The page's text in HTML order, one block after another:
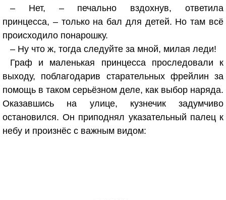
– Нет, – печально вздохнув, ответила
принцесса, – только на бал для детей. Но там всё
происходило понарошку.
– Ну что ж, тогда следуйте за мной, милая леди!
Граф и маленькая принцесса проследовали к
выходу, поблагодарив старательных фрейлин за
помощь в таком серьёзном деле, как выбор наряда.
Оказавшись на улице, кузнечик задумчиво
остановился. Он приподнял указательный палец к
небу и произнёс с важным видом: